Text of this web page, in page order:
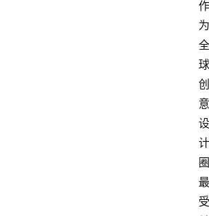
作
为
全
球
创
意
设
计
圈
最
受